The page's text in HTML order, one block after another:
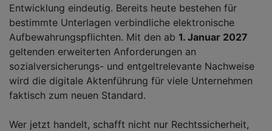
Entwicklung eindeutig. Bereits heute bestehen für
bestimmte Unterlagen verbindliche elektronische
Aufbewahrungspflichten. Mit den ab 1. Januar 2027
geltenden erweiterten Anforderungen an
sozialversicherungs- und entgeltrelevante Nachweise
wird die digitale Aktenführung für viele Unternehmen
faktisch zum neuen Standard.
Wer jetzt handelt, schafft nicht nur Rechtssicherheit,